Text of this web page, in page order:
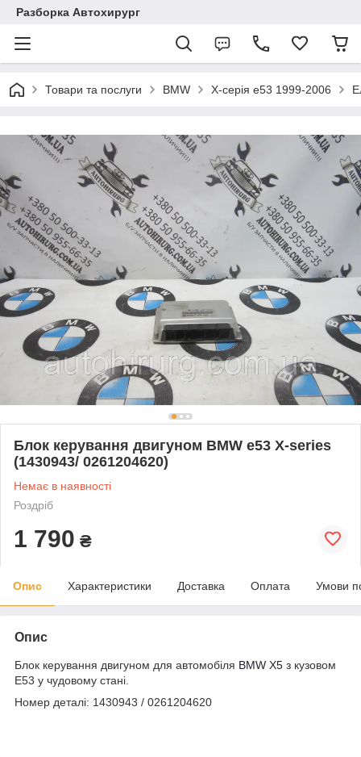
Разборка Автохирург
Товари та послуги BMW X-серія e53 1999-2006
Блок керування двигуном BMW e53 X-series
(1430943/ 0261204620)
Немає в наявності
Роздріб
1 790 ₴
Опис Характеристики Доставка Оплата Умови
Опис
Блок керування двигуном для автомобіля BMW X5 з кузовом
E53 у чудовому стані.
Номер деталі: 1430943 / 0261204620